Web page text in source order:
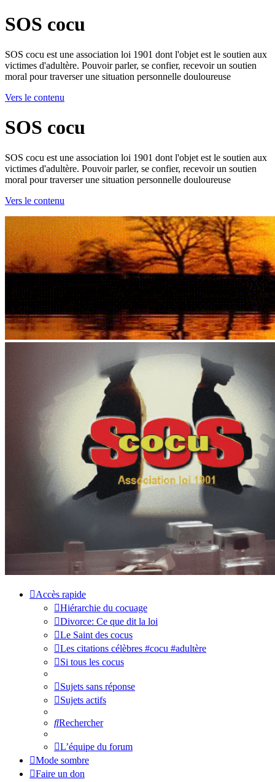
SOS cocu
SOS cocu est une association loi 1901 dont l'objet est le soutien aux
victimes d'adultère. Pouvoir parler, se confier, recevoir un soutien
moral pour traverser une situation personnelle douloureuse
Vers le contenu
SOS cocu
SOS cocu est une association loi 1901 dont l'objet est le soutien aux
victimes d'adultère. Pouvoir parler, se confier, recevoir un soutien
moral pour traverser une situation personnelle douloureuse
Vers le contenu
Accès rapide
Hiérarchie du cocuage
Divorce: Ce que dit la loi
Le Saint des cocus
Les citations célèbres #cocu #adultère
Si tous les cocus
Sujets sans réponse
Sujets actifs
Rechercher
L’équipe du forum
Mode sombre
Faire un don